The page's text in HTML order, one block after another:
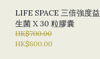
LIFE SPACE 三倍強度益
生菌 X 30 粒膠囊
HK$700.00
HK$600.00